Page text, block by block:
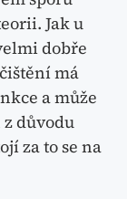
Jak u
dobře
má
a může
důvodu
za to se na